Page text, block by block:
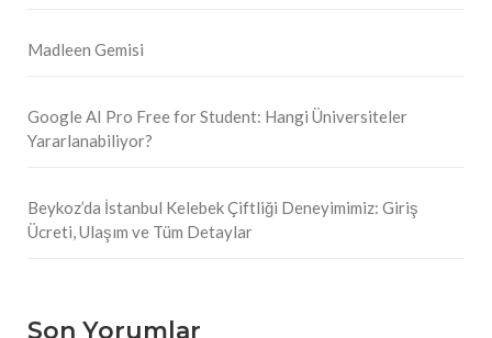
Madleen Gemisi
Google AI Pro Free for Student: Hangi Üniversiteler
Yararlanabiliyor?
Beykoz’da İstanbul Kelebek Çiftliği Deneyimimiz: Giriş
Ücreti, Ulaşım ve Tüm Detaylar
Son Yorumlar